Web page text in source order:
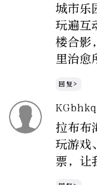
城市乐
玩遍互
楼合影
里治愈
回复>
拉布布
玩游戏
票，让